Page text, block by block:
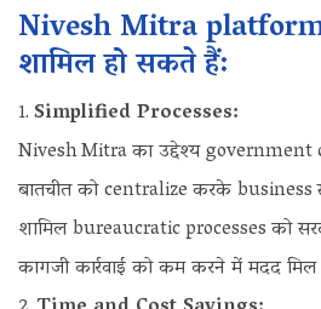
Nivesh Mitra
शामिल हो सकते हैं:
Simplified Processes:
Nivesh Mitra का उद्देश्य
बातचीत को centralize करके business
शामिल bureaucratic processes को
कागजी कार्रवाई को कम करने में मदद